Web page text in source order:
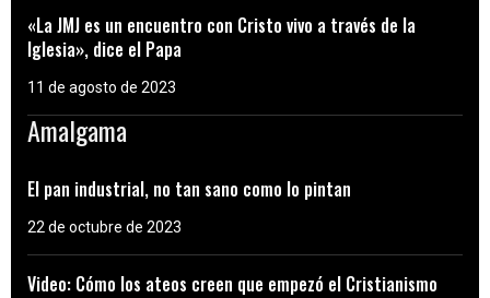
«La JMJ es un encuentro con Cristo vivo a través de la
Iglesia», dice el Papa
11 de agosto de 2023
Amalgama
El pan industrial, no tan sano como lo pintan
22 de octubre de 2023
Video: Cómo los ateos creen que empezó el Cristianismo